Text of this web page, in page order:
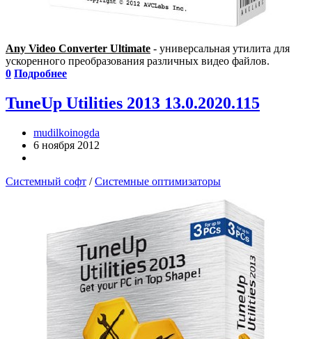
Any Video Converter Ultimate - универсальная утилита для
ускоренного преобразования различных видео файлов.
0 Подробнее
TuneUp Utilities 2013 13.0.2020.115
mudilkoinogda
6 ноября 2012
Системный софт /Системные оптимизаторы